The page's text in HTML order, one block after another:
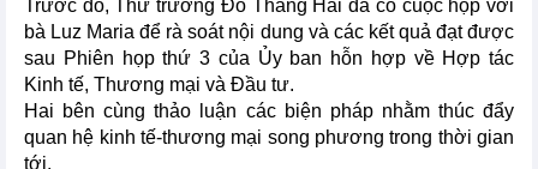
Trước đó, Thứ trưởng Đỗ Thắng Hải đã có cuộc họp với
bà Luz Maria để rà soát nội dung và các kết quả đạt được
sau Phiên họp thứ 3 của Ủy ban hỗn hợp về Hợp tác
Kinh tế, Thương mại và Đầu tư.
Hai bên cùng thảo luận các biện pháp nhằm thúc đẩy
quan hệ kinh tế-thương mại song phương trong thời gian
tới.